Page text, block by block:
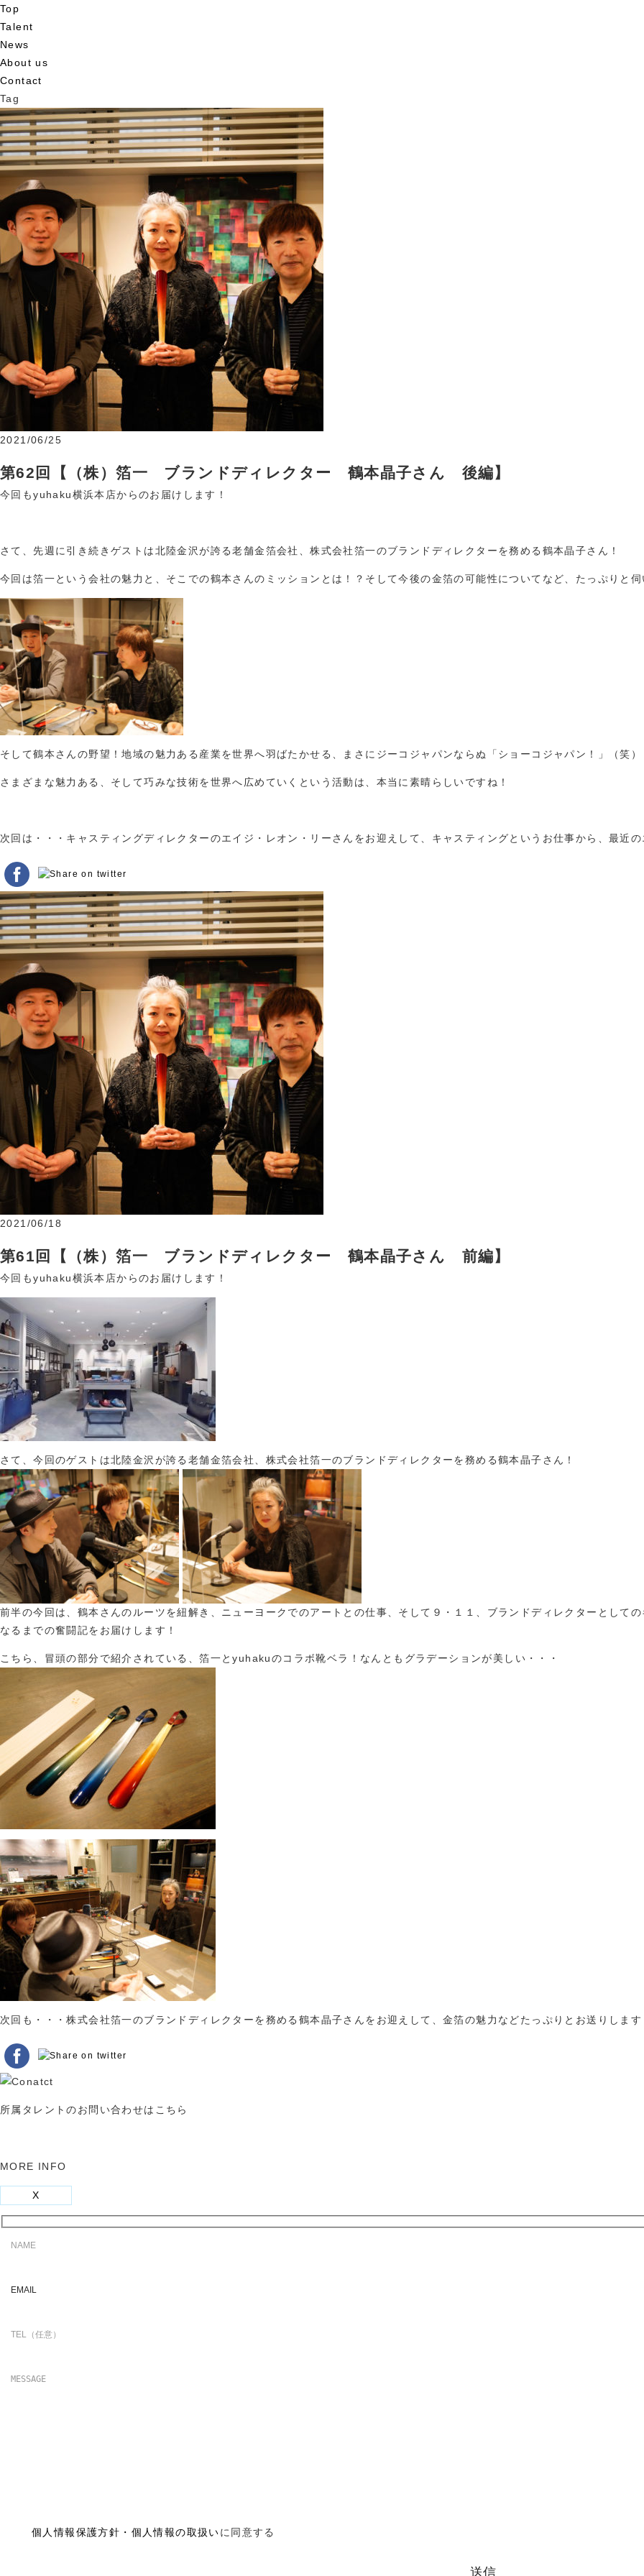
Top
Talent
News
About us
Contact
Tag
2021/06/25
第62回【（株）箔一 ブランドディレクター 鶴本晶子さん 後編】
今回もyuhaku横浜本店からのお届けします！
さて、先週に引き続きゲストは北陸金沢が誇る老舗金箔会社、株式会社箔一のブランドディレクターを務める鶴本晶子さん！
今回は箔一という会社の魅力と、そこでの鶴本さんのミッションとは！？そして今後の金箔の可能性についてなど、たっぷりと伺
そして鶴本さんの野望！地域の魅力ある産業を世界へ羽ばたかせる、まさにジーコジャパンならぬ「ショーコジャパン！」（笑）
さまざまな魅力ある、そして巧みな技術を世界へ広めていくという活動は、本当に素晴らしいですね！
次回は・・・キャスティングディレクターのエイジ・レオン・リーさんをお迎えして、キャスティングというお仕事から、最近
2021/06/18
第61回【（株）箔一 ブランドディレクター 鶴本晶子さん 前編】
今回もyuhaku横浜本店からのお届けします！
さて、今回のゲストは北陸金沢が誇る老舗金箔会社、株式会社箔一のブランドディレクターを務める鶴本晶子さん！
前半の今回は、鶴本さんのルーツを紐解き、ニューヨークでのアートとの仕事、そして９・１１、ブランドディレクターとして
なるまでの奮闘記をお届けします！
こちら、冒頭の部分で紹介されている、箔一とyuhakuのコラボ靴ベラ！なんともグラデーションが美しい・・・
次回も・・・株式会社箔一のブランドディレクターを務める鶴本晶子さんをお迎えして、金箔の魅力などたっぷりとお送りします
所属タレントのお問い合わせはこちら
MORE INFO
X
個人情報保護方針・個人情報の取扱いに同意する